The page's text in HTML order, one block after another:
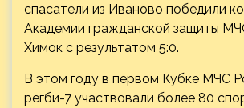
спасатели из Иваново победили
Академии гражданской защиты
Химок с результатом 5:0.
В этом году в первом Кубке МЧС
регби-7 участвовали более 80